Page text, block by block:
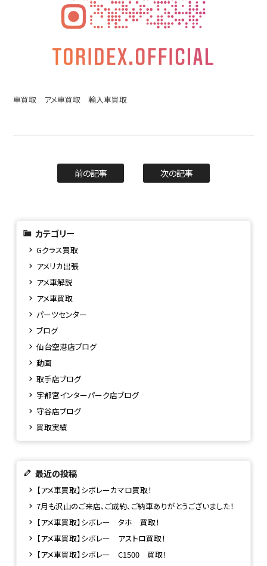
車買取 アメ車買取 輸入車買取
前の記事 次の記事
カテゴリー
Gクラス買取
アメリカ出張
アメ車解説
アメ車買取
パーツセンター
ブログ
仙台空港店ブログ
動画
取手店ブログ
宇都宮インターパーク店ブログ
守谷店ブログ
買取実績
最近の投稿
【アメ車買取】シボレーカマロ買取！
7月も沢山のご来店、ご成約、ご納車ありがとうございました！
【アメ車買取】シボレー タホ 買取！
【アメ車買取】シボレー アストロ買取！
【アメ車買取】シボレー C1500 買取！